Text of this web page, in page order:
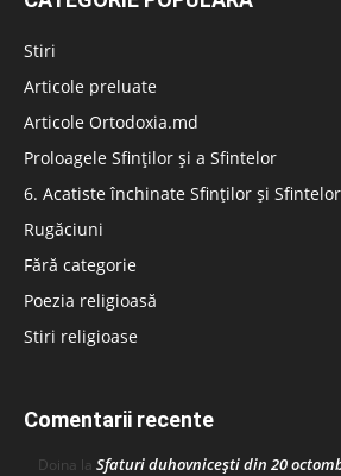
Stiri
Articole preluate
Articole Ortodoxia.md
Proloagele Sfinților și a Sfintelor
6. Acatiste închinate Sfinților și Sfintelor
Rugăciuni
Fără categorie
Poezia religioasă
Stiri religioase
Comentarii recente
Doina la Sfaturi duhovnicești din 20